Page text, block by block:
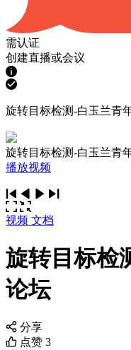
需认证
创建直播或会议
旋转目标检测-白玉兰青
旋转目标检测-白玉兰青
播放视频
视频 文档
旋转目标检
论坛
分享
点赞 3